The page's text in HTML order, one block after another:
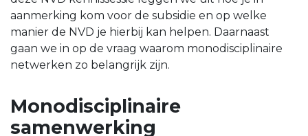
aanmerking kom voor de subsidie en op welke
manier de NVD je hierbij kan helpen. Daarnaast
gaan we in op de vraag waarom monodisciplinaire
netwerken zo belangrijk zijn.
Monodisciplinaire
samenwerking